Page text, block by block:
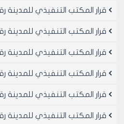
/186/ لعام 2001 ورفع
التنفيذي لمجلس المدينة
ويبلغ من يلزم لتنفيذه اصولا
حلب
قرار المكتب التنفيذي للمدينة رقم 162 لعام
قرار المكتب التنفيذي للمدينة رقم 163 لعام
قرار المكتب التنفيذي للمدينة رقم 189 لعام
قرار المكتب التنفيذي للمدينة رقم 192 لعام
قرار المكتب التنفيذي للمدينة رقم 2 لعام
قرار المكتب التنفيذي للمدينة رقم 224 لعام